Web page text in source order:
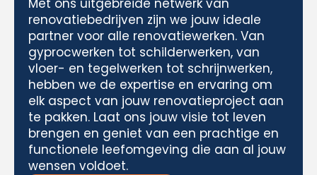
Met ons uitgebreide netwerk van
renovatiebedrijven zijn we jouw ideale
partner voor alle renovatiewerken. Van
gyprocwerken tot schilderwerken, van
vloer- en tegelwerken tot schrijnwerken,
hebben we de expertise en ervaring om
elk aspect van jouw renovatieproject aan
te pakken. Laat ons jouw visie tot leven
brengen en geniet van een prachtige en
functionele leefomgeving die aan al jouw
wensen voldoet.